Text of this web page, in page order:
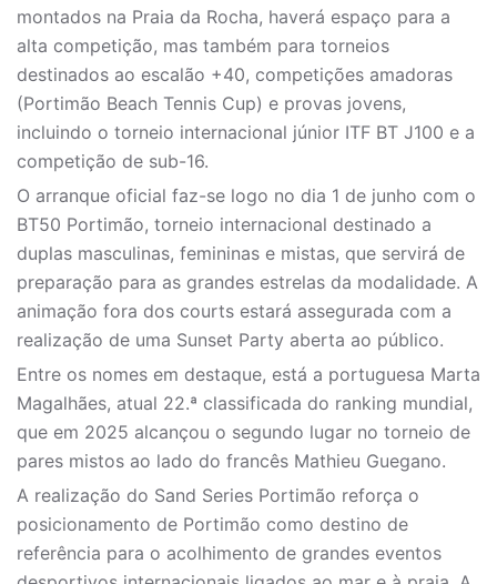
montados na Praia da Rocha, haverá espaço para a
alta competição, mas também para torneios
destinados ao escalão +40, competições amadoras
(Portimão Beach Tennis Cup) e provas jovens,
incluindo o torneio internacional júnior ITF BT J100 e a
competição de sub-16.
O arranque oficial faz-se logo no dia 1 de junho com o
BT50 Portimão, torneio internacional destinado a
duplas masculinas, femininas e mistas, que servirá de
preparação para as grandes estrelas da modalidade. A
animação fora dos courts estará assegurada com a
realização de uma Sunset Party aberta ao público.
Entre os nomes em destaque, está a portuguesa Marta
Magalhães, atual 22.ª classificada do ranking mundial,
que em 2025 alcançou o segundo lugar no torneio de
pares mistos ao lado do francês Mathieu Guegano.
A realização do Sand Series Portimão reforça o
posicionamento de Portimão como destino de
referência para o acolhimento de grandes eventos